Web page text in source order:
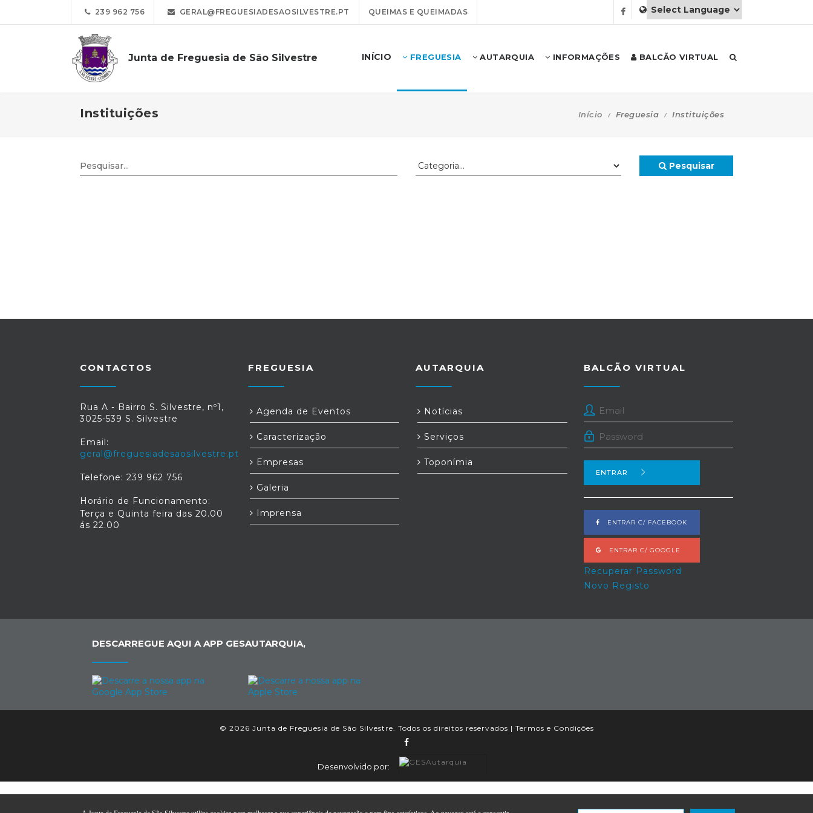
239 962 756 GERAL@FREGUESIADESAOSILVESTRE.PT QUEIMAS E QUEIMADAS
Junta de Freguesia de São Silvestre INÍCIO FREGUESIA AUTARQUIA INFORMAÇÕES BALCÃO VIRTUAL
Instituições Início Freguesia Instituições
Pesquisar
CONTACTOS
Rua A - Bairro S. Silvestre, nº1,
3025-539 S. Silvestre
Email:
geral@freguesiadesaosilvestre.pt
Telefone: 239 962 756
Horário de Funcionamento:
Terça e Quinta feira das 20.00
ás 22.00
FREGUESIA
Agenda de Eventos
Caracterização
Empresas
Galeria
Imprensa
AUTARQUIA
Notícias
Serviços
Toponímia
BALCÃO VIRTUAL
ENTRAR
ENTRAR C/ FACEBOOK
ENTRAR C/ GOOGLE
Recuperar Password
Novo Registo
DESCARREGUE AQUI A APP GESAUTARQUIA,
© 2026 Junta de Freguesia de São Silvestre. Todos os direitos reservados | Termos e Condições
Desenvolvido por: